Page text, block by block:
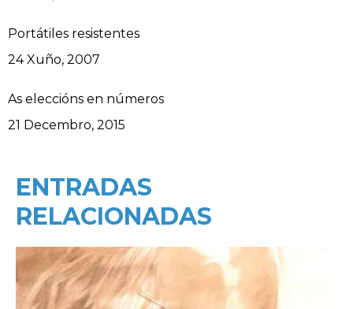
Portátiles resistentes
Data
24 Xuño, 2007
As eleccións en números
Data
21 Decembro, 2015
ENTRADAS
RELACIONADAS